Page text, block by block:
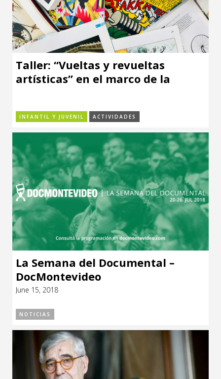
Taller: “Vueltas y revueltas
artísticas” en el marco de la
INFANTIL Y JUVENIL ACTIVIDADES
La Semana del Documental –
DocMontevideo
June 15, 2018
NOTICIAS